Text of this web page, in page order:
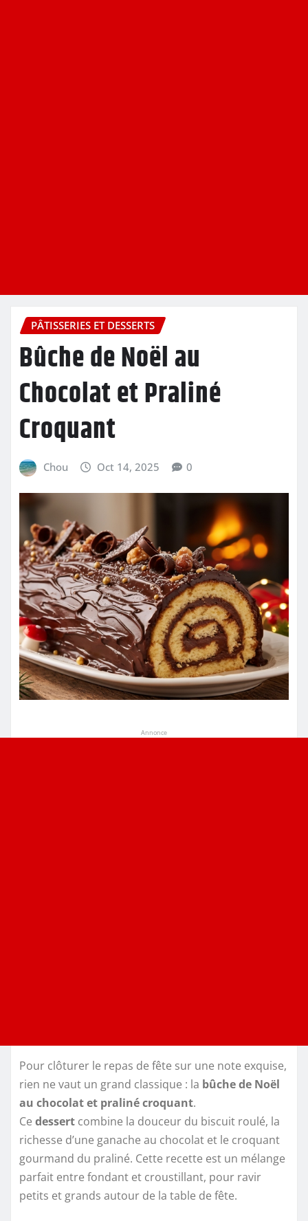
PÂTISSERIES ET DESSERTS
Bûche de Noël au
Chocolat et Praliné
Croquant
Chou Oct 14, 2025 0
Annonce
Pour clôturer le repas de fête sur une note exquise,
rien ne vaut un grand classique : la bûche de Noël
au chocolat et praliné croquant.
Ce dessert combine la douceur du biscuit roulé, la
richesse d’une ganache au chocolat et le croquant
gourmand du praliné. Cette recette est un mélange
parfait entre fondant et croustillant, pour ravir
petits et grands autour de la table de fête.